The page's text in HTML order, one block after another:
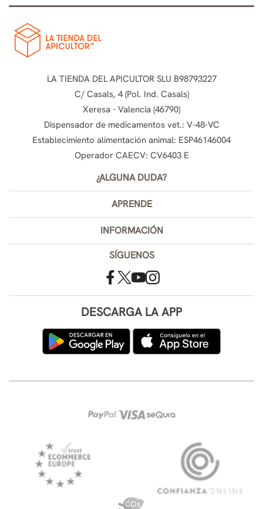
LA TIENDA DEL APICULTOR SLU B98793227
C/ Casals, 4 (Pol. Ind. Casals)
Xeresa - Valencia (46790)
Dispensador de medicamentos vet.: V-48-VC
Establecimiento alimentación animal: ESP46146004
Operador CAECV: CV6403 E
¿ALGUNA DUDA?
APRENDE
INFORMACIÓN
SÍGUENOS
DESCARGA LA APP